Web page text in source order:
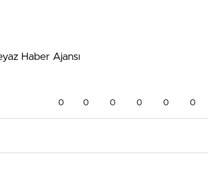
Haber Ajansı
0 0 0 0 0 0